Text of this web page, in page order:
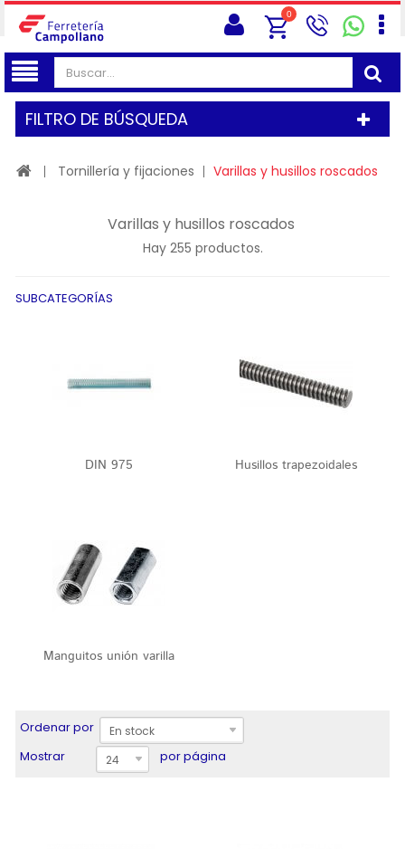
0
FILTRO DE BÚSQUEDA
Tornillería y fijaciones Varillas y husillos roscados
Varillas y husillos roscados
Hay 255 productos.
SUBCATEGORÍAS
DIN 975 Husillos trapezoidales
Manguitos unión varilla
Ordenar por En stock
Mostrar 24 por página